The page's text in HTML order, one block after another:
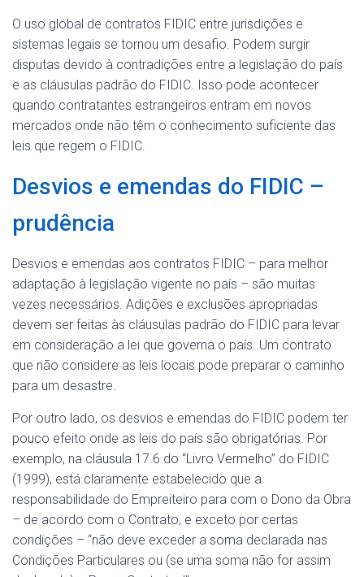
O uso global de contratos FIDIC entre jurisdições e
sistemas legais se tornou um desafio. Podem surgir
disputas devido à contradições entre a legislação do país
e as cláusulas padrão do FIDIC. Isso pode acontecer
quando contratantes estrangeiros entram em novos
mercados onde não têm o conhecimento suficiente das
leis que regem o FIDIC.
Desvios e emendas do FIDIC –
prudência
Desvios e emendas aos contratos FIDIC – para melhor
adaptação à legislação vigente no país – são muitas
vezes necessários. Adições e exclusões apropriadas
devem ser feitas às cláusulas padrão do FIDIC para levar
em consideração a lei que governa o país. Um contrato
que não considere as leis locais pode preparar o caminho
para um desastre.
Por outro lado, os desvios e emendas do FIDIC podem ter
pouco efeito onde as leis do país são obrigatórias. Por
exemplo, na cláusula 17.6 do “Livro Vermelho” do FIDIC
(1999), está claramente estabelecido que a
responsabilidade do Empreiteiro para com o Dono da Obra
– de acordo com o Contrato, e exceto por certas
condições – “não deve exceder a soma declarada nas
Condições Particulares ou (se uma soma não for assim